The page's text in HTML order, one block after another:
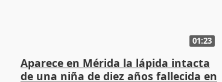
01:23
Aparece en Mérida la lápida intacta
de una niña de diez años fallecida en